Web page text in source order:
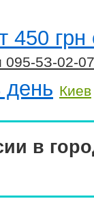
450
095-5З-02-
Киев
в